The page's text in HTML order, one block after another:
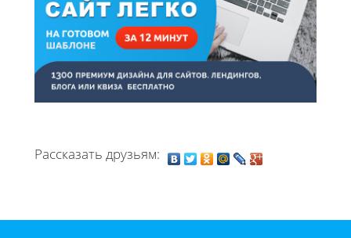
Рассказать друзьям: